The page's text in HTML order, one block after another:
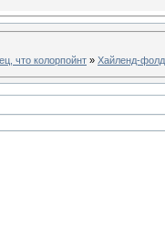
что колорпойнт » Хайленд-